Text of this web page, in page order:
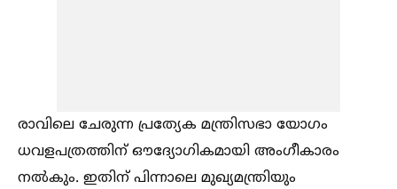
രാവിലെ ചേരുന്ന പ്രത്യേക മന്ത്രിസഭാ യോഗം
ധവളപത്രത്തിന് ഔദ്യോഗികമായി അംഗീകാരം
നല്‍കും. ഇതിന് പിന്നാലെ മുഖ്യമന്ത്രിയും